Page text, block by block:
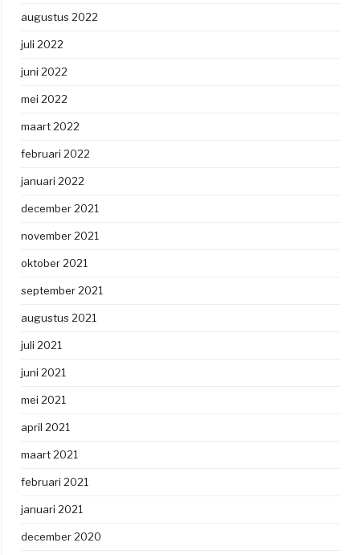
augustus 2022
juli 2022
juni 2022
mei 2022
maart 2022
februari 2022
januari 2022
december 2021
november 2021
oktober 2021
september 2021
augustus 2021
juli 2021
juni 2021
mei 2021
april 2021
maart 2021
februari 2021
januari 2021
december 2020